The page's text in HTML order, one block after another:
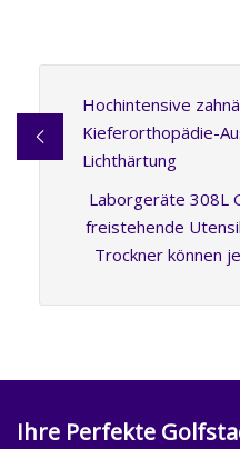
Hochintensive
Kieferorthopädie-
Lichthärtung
Laborgeräte 308L
freistehende
Trockner können
Ihre Perfekte